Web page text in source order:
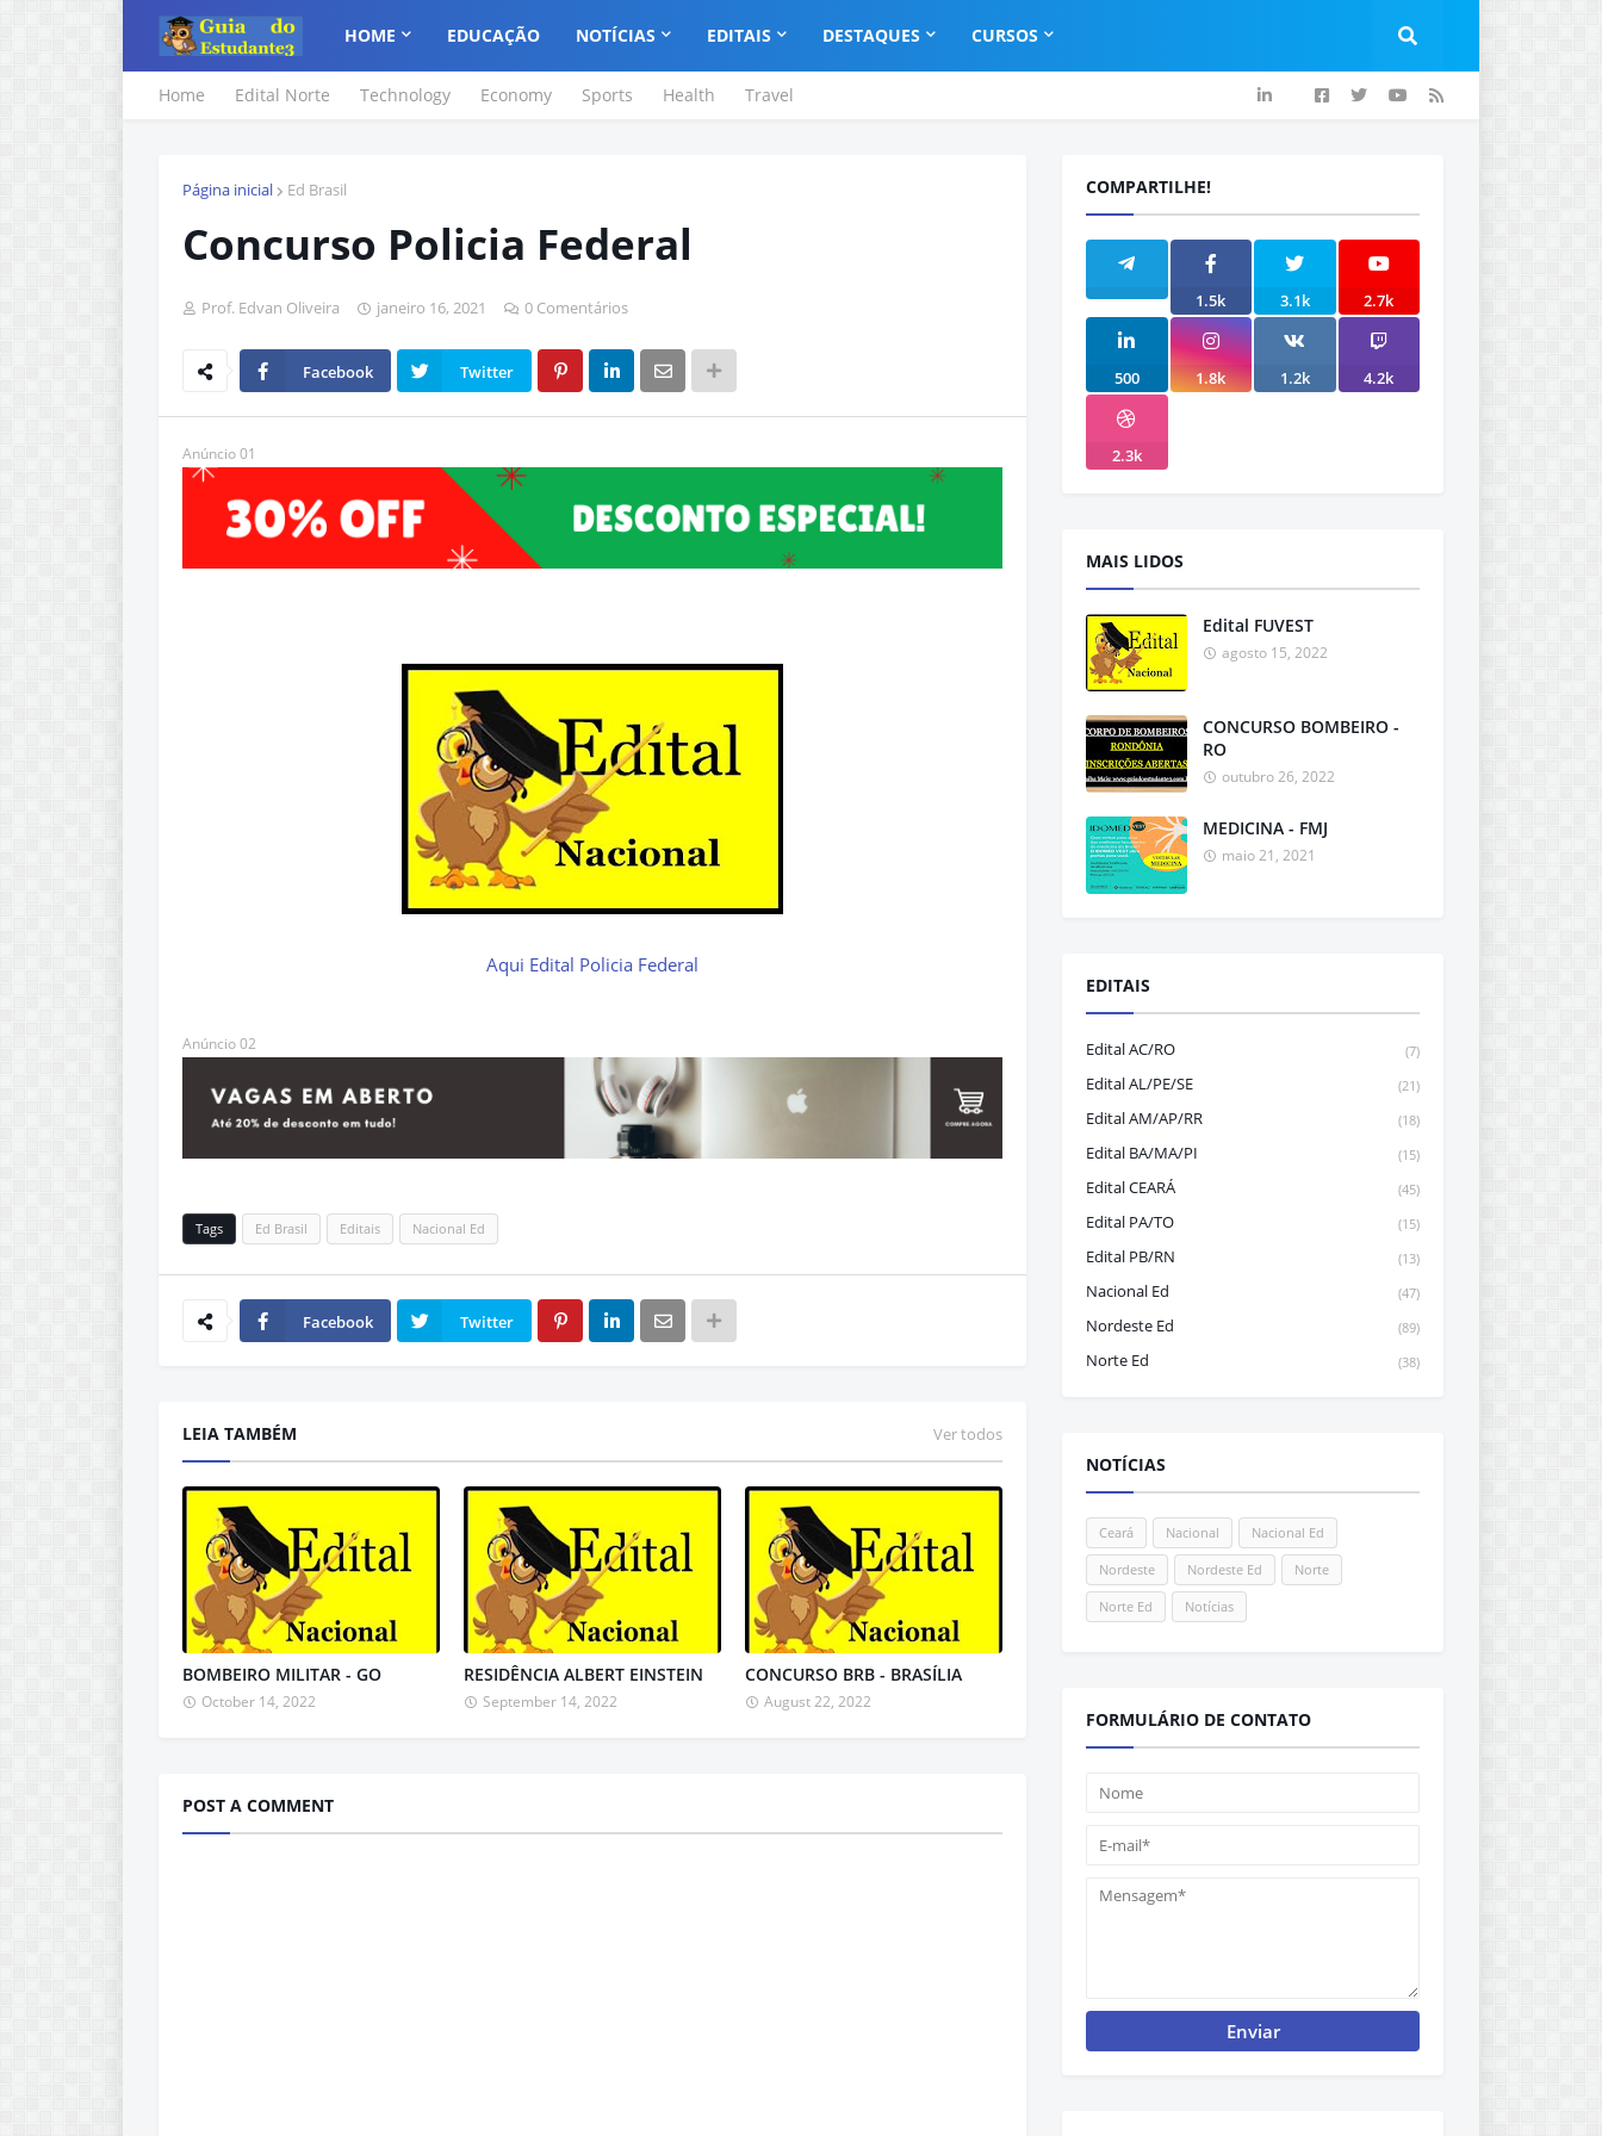
HOME EDUCAÇÃO NOTÍCIAS EDITAIS DESTAQUES CURSOS
Home Edital Norte Technology Economy Sports Health Travel
Página inicial Ed Brasil
Concurso Policia Federal
Prof. Edvan Oliveira janeiro 16, 2021 0 Comentários
Facebook Twitter
Anúncio 01
Aqui Edital Policia Federal
Anúncio 02
Tags Ed Brasil Editais Nacional Ed
Facebook Twitter
LEIA TAMBÉM Ver todos
BOMBEIRO MILITAR - GO
October 14, 2022
RESIDÊNCIA ALBERT EINSTEIN
September 14, 2022
CONCURSO BRB - BRASÍLIA
August 22, 2022
POST A COMMENT
COMPARTILHE!
1.5k 3.1k 2.7k
500 1.8k 1.2k 4.2k
2.3k
MAIS LIDOS
Edital FUVEST
agosto 15, 2022
CONCURSO BOMBEIRO -
RO
outubro 26, 2022
MEDICINA - FMJ
maio 21, 2021
EDITAIS
Edital AC/RO (7)
Edital AL/PE/SE (21)
Edital AM/AP/RR (18)
Edital BA/MA/PI (15)
Edital CEARÁ (45)
Edital PA/TO (15)
Edital PB/RN (13)
Nacional Ed (47)
Nordeste Ed (89)
Norte Ed (38)
NOTÍCIAS
Ceará Nacional Nacional Ed
Nordeste Nordeste Ed Norte
Norte Ed Notícias
FORMULÁRIO DE CONTATO